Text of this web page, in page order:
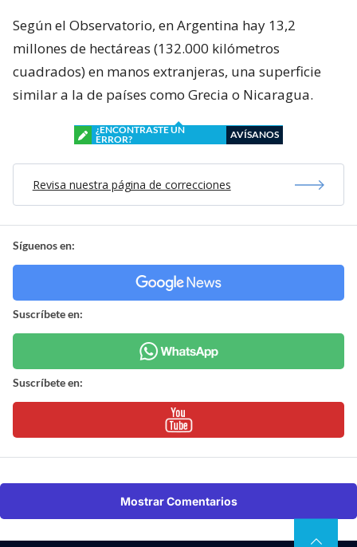
Según el Observatorio, en Argentina hay 13,2
millones de hectáreas (132.000 kilómetros
cuadrados) en manos extranjeras, una superficie
similar a la de países como Grecia o Nicaragua.
¿ENCONTRASTE UN
ERROR?
AVÍSANOS
Revisa nuestra página de correcciones
Síguenos en:
Suscríbete en:
Suscríbete en:
Mostrar Comentarios